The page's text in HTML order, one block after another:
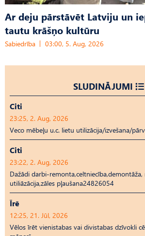
Ar deju pārstāvēt Latviju un
tautu krāšņo kultūru
Sabiedrība 03:00, 5. Aug, 2026
SLUDINĀJUMI
Citi
23:25, 2. Aug, 2026
Veco mēbeļu u.c. lietu utilizācija/izvešana/
Citi
23:22, 2. Aug, 2026
Dažādi darbi-remonta,celtniecība,demontāža,
utiliāzācija,zāles pļaušana24826054
Īrē
12:25, 21. Jūl, 2026
Vēlos īrēt vienistabas vai divistabas dzīvokli